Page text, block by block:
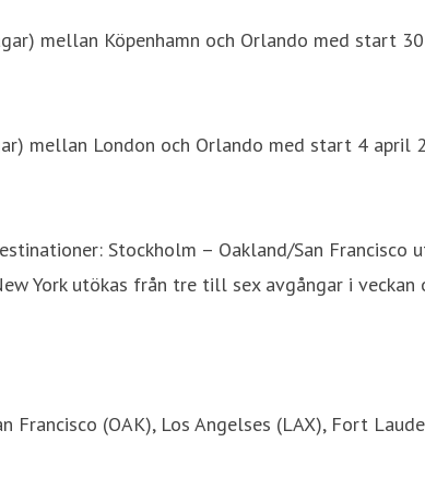
mellan Köpenhamn och Orlando med start
mellan London och Orlando med start 4 april
Stockholm – Oakland/San
York utökas från tre till sex avgångar i
Francisco (OAK), Los Angelses (LAX), Fort